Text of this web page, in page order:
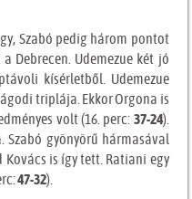
Szabó pedig három pontot
Debrecen. Udemezue két jó
kísérletből. Udemezue
triplája. Ekkor Orgona is
volt (16. perc: 37-24).
Szabó gyönyörű hármasával
is így tett. Ratiani egy
47-32).